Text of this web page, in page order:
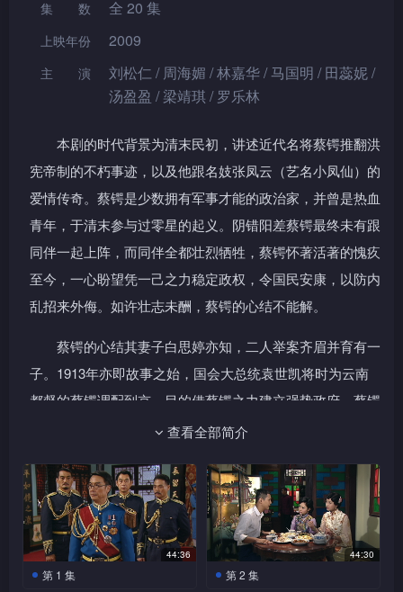
集数 全 20 集
上映年份 2009
主演
刘松仁 / 周海媚 / 林嘉华 / 马国明 / 田蕊妮 /
汤盈盈 / 梁靖琪 / 罗乐林
本剧的时代背景为清末民初，讲述近代名将蔡锷推翻洪
宪帝制的不朽事迹，以及他跟名妓张凤云（艺名小凤仙）的
爱情传奇。蔡锷是少数拥有军事才能的政治家，并曾是热血
青年，于清末参与过零星的起义。阴错阳差蔡锷最终未有跟
同伴一起上阵，而同伴全都壮烈牺牲，蔡锷怀著活著的愧疚
至今，一心盼望凭一己之力稳定政权，令国民安康，以防内
乱招来外侮。如许壮志未酬，蔡锷的心结不能解。
蔡锷的心结其妻子白思婷亦知，二人举案齐眉并育有一
子。1913年亦即故事之始，国会大总统袁世凯将时为云南
都督的蔡锷调配到京，目的借蔡锷之力建立强势政府。蔡锷
虽知世凯是野心家，但仍选择赴京协助之，除了因为大总统
大梁。由是蔡锷进京向世凯表明效忠之心，但前提是世凯以
民为重。美其名礼贤下士，实质对蔡锷的以下犯上还以颜
色，世凯的心腹莫逆天于「云吉班」为蔡锷设宴。蔡锷跟张
凤云，正是结缘于此。
查看全部简介
44:36
第 1 集
44:30
第 2 集